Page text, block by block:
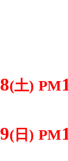
(土) PM
(日) PM